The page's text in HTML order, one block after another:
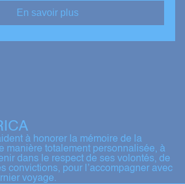
En savoir plus
à honorer la mémoire de la
manière totalement personnalisée, à
dans le respect de ses volontés, de
convictions, pour l’accompagner avec
voyage.